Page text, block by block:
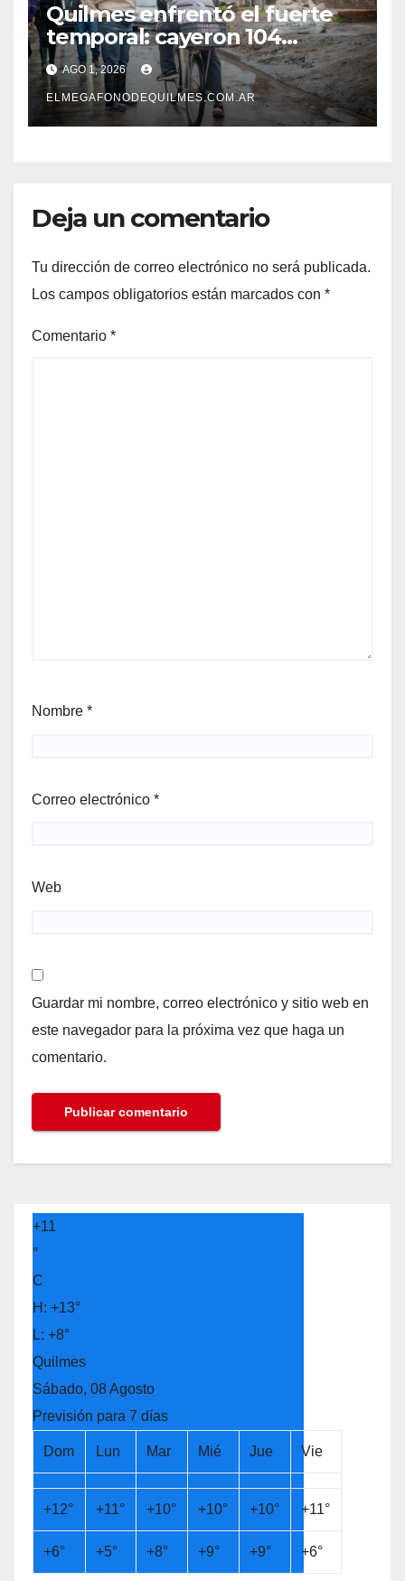
Quilmes enfrentó el fuerte
temporal: cayeron 104
milímetros de lluvia en 24
horas.
AGO 1, 2026
ELMEGAFONODEQUILMES.COM.AR
Deja un comentario
Tu dirección de correo electrónico no será publicada.
Los campos obligatorios están marcados con *
Comentario *
Nombre *
Correo electrónico *
Web
Guardar mi nombre, correo electrónico y sitio web en
este navegador para la próxima vez que haga un
comentario.
+11
°
C
H: +13°
L: +8°
Quilmes
Sábado, 08 Agosto
Previsión para 7 días
Dom Lun Mar Mié Jue Vie
+12° +11° +10° +10° +10° +11°
+6° +5° +8° +9° +9° +6°